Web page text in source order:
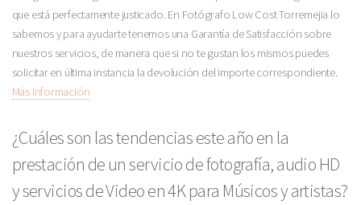
que está perfectamente justicado. En Fotógrafo Low Cost Torremejia lo
sabemos y para ayudarte tenemos una Garantía de Satisfacción sobre
nuestros servicios, de manera que si no te gustan los mismos puedes
solicitar en última instancia la devolución del importe correspondiente.
Más Información
¿Cuáles son las tendencias este año en la
prestación de un servicio de fotografía, audio HD
y servicios de Video en 4K para Músicos y artistas?